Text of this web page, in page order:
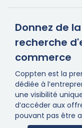
Donnez de
recherche
commerce
Coppten est la
dédiée à
une visibilité
d’accéder aux
pouvant pas être